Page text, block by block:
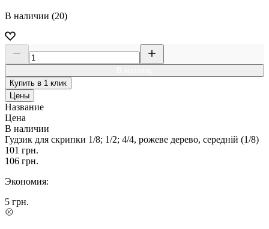
В наличии (20)
Купить в 1 клик
Цены
Название
Цена
В наличии
Гудзик для скрипки 1/8; 1/2; 4/4, рожеве дерево, середній (1/8)
101 грн.
106 грн.
Экономия:
5 грн.